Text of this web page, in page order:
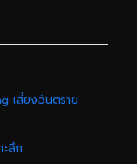
เสี่ยงอันตราย
ลึก